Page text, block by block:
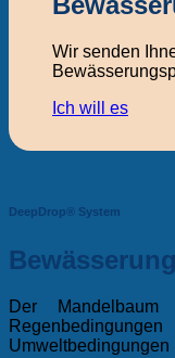
Wir senden
Ich will es
DeepDrop® System
Der